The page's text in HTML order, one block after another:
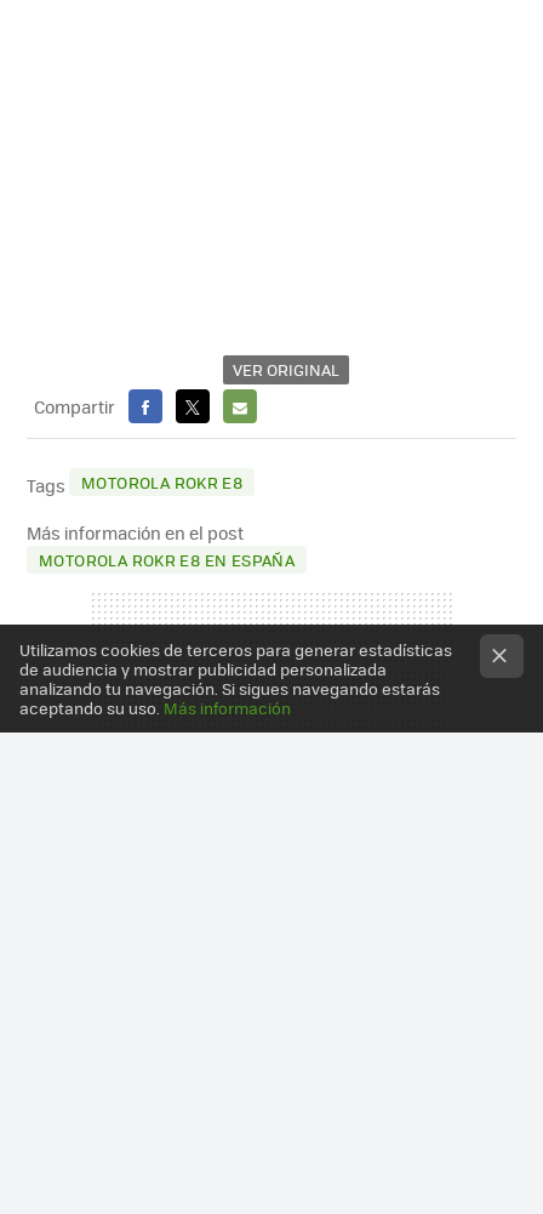
VER ORIGINAL
Compartir
FACEBOOK
X
E-
MAIL
Tags MOTOROLA ROKR E8
Más información en el post
MOTOROLA ROKR E8 EN ESPAÑA
Utilizamos cookies de terceros para generar estadísticas
de audiencia y mostrar publicidad personalizada
analizando tu navegación. Si sigues navegando estarás
aceptando su uso. Más información